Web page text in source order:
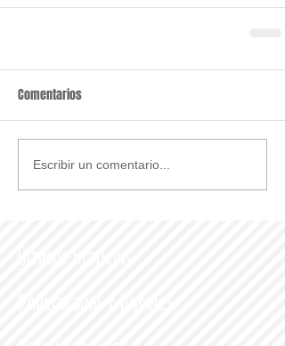
Comentarios
Escribir un comentario...